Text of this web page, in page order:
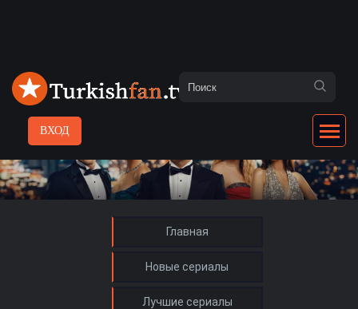
ВХОД
Главная
Новые сериалы
Лучшие сериалы